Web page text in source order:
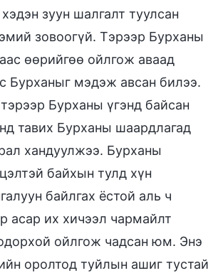
зуун шалгалт туулсан
зовоогүй. Тэрээр Бурханы
өөрийгөө ойлгож аваад
Бурханыг мэдэж авсан билээ.
Бурханы үгэнд байсан
тавих Бурханы шаардлагад
хандуулжээ. Бурханы
байхын тулд хүн
байлгах ёстой аль ч
асар их хичээл чармайлт
ойлгож чадсан юм. Энэ
оролтод туйлын ашиг тустай